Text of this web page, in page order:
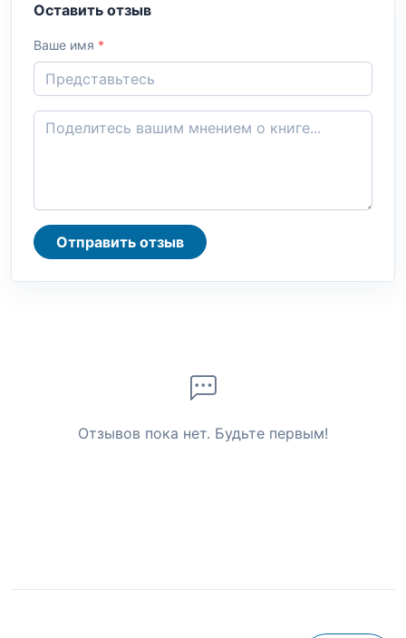
Оставить отзыв
Ваше имя *
Отправить отзыв
Отзывов пока нет. Будьте первым!